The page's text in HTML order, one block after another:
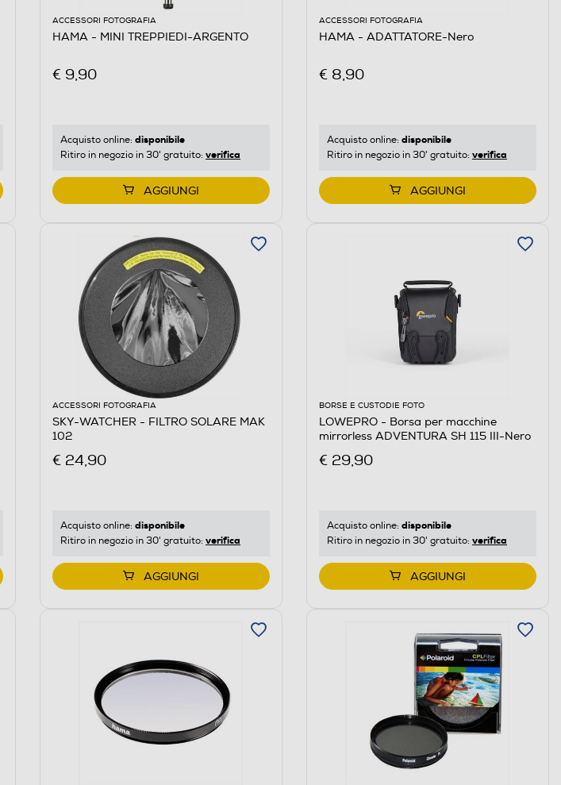
ACCESSORI FOTOGRAFIA
HAMA - MINI TREPPIEDI-ARGENTO
€ 9,90
Acquisto online: disponibile
Ritiro in negozio in 30' gratuito: verifica
AGGIUNGI
ACCESSORI FOTOGRAFIA
HAMA - ADATTATORE-Nero
€ 8,90
Acquisto online: disponibile
Ritiro in negozio in 30' gratuito: verifica
AGGIUNGI
ACCESSORI FOTOGRAFIA
SKY-WATCHER - FILTRO SOLARE MAK
102
€ 24,90
Acquisto online: disponibile
Ritiro in negozio in 30' gratuito: verifica
AGGIUNGI
BORSE E CUSTODIE FOTO
LOWEPRO - Borsa per macchine
mirrorless ADVENTURA SH 115 III-Nero
€ 29,90
Acquisto online: disponibile
Ritiro in negozio in 30' gratuito: verifica
AGGIUNGI